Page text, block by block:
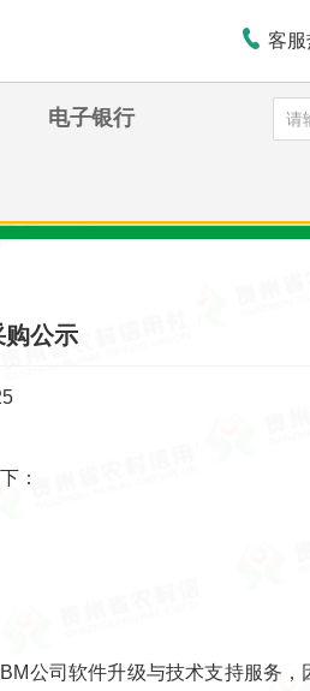
客服
电子银行
公示
：
公司软件升级与技术支持服务，